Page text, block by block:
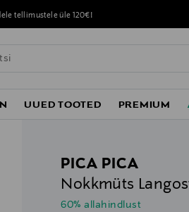
tellimustele üle 120€!
UUED TOOTED PREMIUM
PICA PICA
Nokkmüts
60% allahindlust